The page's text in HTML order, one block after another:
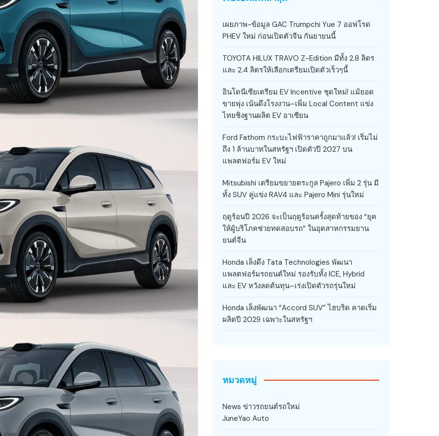
เผยภาพ-ข้อมูล GAC Trumpchi Yue 7 ออฟโรด
PHEV ใหม่ ก่อนเปิดตัวจีน กันยายนนี้
TOYOTA HILUX TRAVO Z-Edition มีทั้ง 2.8 ลิตร
และ 2.4 ลิตรให้เลือกเตรียมเปิดตัวเร็วๆนี้
อินโดนีเซียเตรียม EV Incentive ชุดใหม่! แม้ยอด
ขายพุ่ง เน้นดึงโรงงาน–เพิ่ม Local Content แข่ง
ไทยชิงฐานผลิต EV อาเซียน
Ford Fathom กระบะไฟฟ้าราคาถูกมาแล้ว! เริ่มไม่
ถึง 1 ล้านบาทในสหรัฐฯ เปิดตัวปี 2027 บน
แพลตฟอร์ม EV ใหม่
Mitsubishi เตรียมขยายตระกูล Pajero เพิ่ม 2 รุ่น มี
ทั้ง SUV คู่แข่ง RAV4 และ Pajero Mini รุ่นใหม่
ฤดูร้อนปี 2026 จะเป็นฤดูร้อนครั้งสุดท้ายของ “ยุค
ให้ผู้บริโภคช่วยทดสอบรถ” ในอุตสาหกรรมยาน
ยนต์จีน
Honda เล็งดึง Tata Technologies พัฒนา
แพลตฟอร์มรถยนต์ใหม่ รองรับทั้ง ICE, Hybrid
และ EV หวังลดต้นทุน–เร่งเปิดตัวรถรุ่นใหม่
Honda เล็งพัฒนา “Accord SUV” ไฮบริด คาดเริ่ม
ผลิตปี 2029 เฉพาะในสหรัฐฯ
หมวดหมู่
News ข่าวรถยนต์รถใหม่
JuneYao Auto